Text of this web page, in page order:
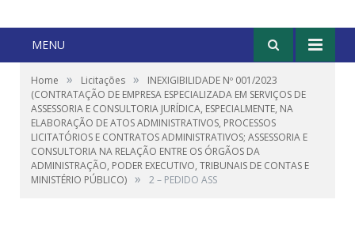
MENU
Home » Licitações »
INEXIGIBILIDADE Nº 001/2023
(CONTRATAÇÃO DE EMPRESA ESPECIALIZADA EM SERVIÇOS DE
ASSESSORIA E CONSULTORIA JURÍDICA, ESPECIALMENTE, NA
ELABORAÇÃO DE ATOS ADMINISTRATIVOS, PROCESSOS
LICITATÓRIOS E CONTRATOS ADMINISTRATIVOS; ASSESSORIA E
CONSULTORIA NA RELAÇÃO ENTRE OS ÓRGÃOS DA
ADMINISTRAÇÃO, PODER EXECUTIVO, TRIBUNAIS DE CONTAS E
MINISTÉRIO PÚBLICO) » 2 – PEDIDO ASS